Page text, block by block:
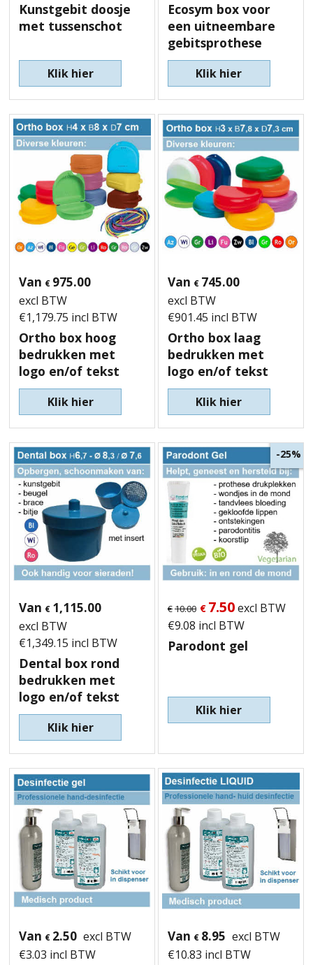
Kunstgebit doosje
met tussenschot
Klik hier
Ecosym box voor
een uitneembare
gebitsprothese
Klik hier
Van € 975.00
excl BTW
€1,179.75 incl BTW
Ortho box hoog
bedrukken met
logo en/of tekst
Klik hier
Van € 745.00
excl BTW
€901.45 incl BTW
Ortho box laag
bedrukken met
logo en/of tekst
Klik hier
Van € 1,115.00
excl BTW
€1,349.15 incl BTW
Dental box rond
bedrukken met
logo en/of tekst
Klik hier
-25%
€10.00 € 7.50excl BTW
€9.08 incl BTW
Parodont gel
Klik hier
Van € 2.50 excl BTW
€3.03 incl BTW
Van € 8.95 excl BTW
€10.83 incl BTW